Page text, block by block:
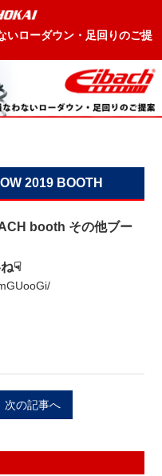
いローダウン・足回りのご提
2019 BOOTH
booth その他ブー
☟
次の記事へ